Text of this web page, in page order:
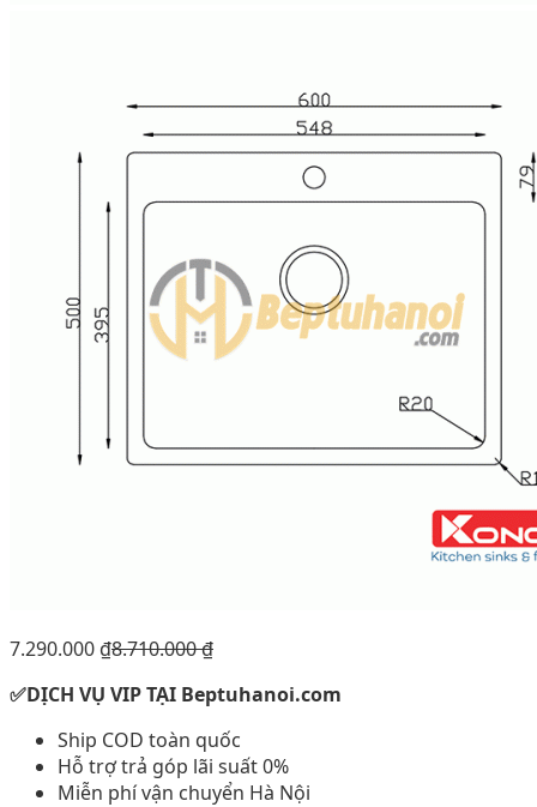
7.290.000 ₫8.710.000₫
✅DỊCH VỤ VIP TẠI Beptuhanoi.com
Ship COD toàn quốc
Hỗ trợ trả góp lãi suất 0%
Miễn phí vận chuyển Hà Nội